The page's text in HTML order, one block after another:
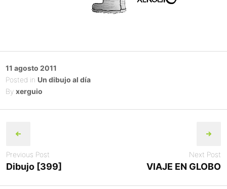
Posted
on
11 agosto 2011
Posted in Un dibujo al día
By xerguio
navigation
Previous Post
Dibujo [399]
Next Post
VIAJE EN GLOBO